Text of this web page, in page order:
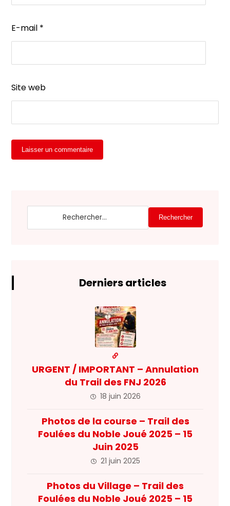
E-mail *
Site web
Laisser un commentaire
Rechercher
Derniers articles
URGENT / IMPORTANT – Annulation
du Trail des FNJ 2026
18 juin 2026
Photos de la course – Trail des
Foulées du Noble Joué 2025 – 15
Juin 2025
21 juin 2025
Photos du Village – Trail des
Foulées du Noble Joué 2025 – 15